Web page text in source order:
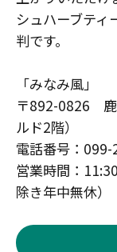
シュハーブティ
判です。
「みなみ風」
〒892-0826 鹿
ルド2階）
電話番号：
営業時間：
除き年中無休）